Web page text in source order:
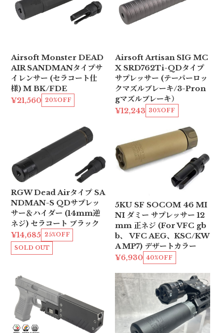
Airsoft Monster DEAD
AIR SANDMANタイプサ
イレンサー (セラコート仕
様) M BK/FDE
¥21,560 20%OFF
Airsoft Artisan SIG MC
X SRD762Ti-QDタイプ
サプレッサー (テーパーロッ
クマズルブレーキ/3-Pron
gマズルブレーキ）
¥12,243 30%OFF
RGW Dead Airタイプ SA
NDMAN-S QDサプレッ
サー＆ハイダー (14mm逆
ネジ) セラコート ブラック
¥14,685 25%OFF
SOLD OUT
5KU SF SOCOM 46 MI
NI ダミー サプレッサー 12
mm 正ネジ (For VFC gb
b、 VFC AEG、KSC/KW
A MP7) デザートカラー
¥6,930 40%OFF